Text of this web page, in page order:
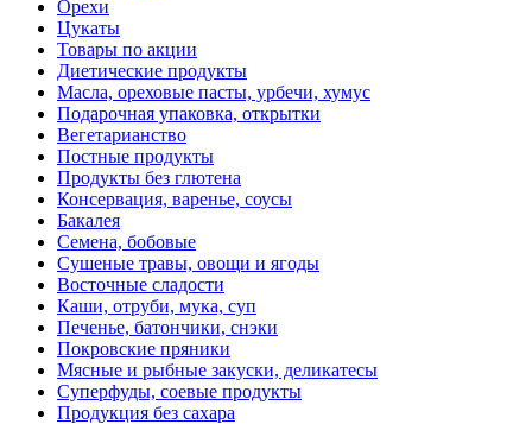
Орехи
Цукаты
Товары по акции
Диетические продукты
Масла, ореховые пасты, урбечи, хумус
Подарочная упаковка, открытки
Вегетарианство
Постные продукты
Продукты без глютена
Консервация, варенье, соусы
Бакалея
Семена, бобовые
Сушеные травы, овощи и ягоды
Восточные сладости
Каши, отруби, мука, суп
Печенье, батончики, снэки
Покровские пряники
Мясные и рыбные закуски, деликатесы
Суперфуды, соевые продукты
Продукция без сахара